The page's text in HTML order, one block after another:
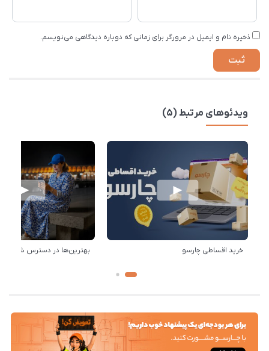
ذخیره نام و ایمیل در مرورگر برای زمانی که دوباره دیدگاهی می‌نویسم.
ویدئوهای مرتبط (5)
خرید اقساطی چارسو بهترین‌ها در دسترس